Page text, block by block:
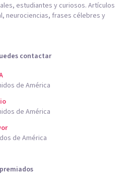
estudiantes y curiosos. Artículos
neurociencias, frases célebres y
contactar
de América
de América
de América